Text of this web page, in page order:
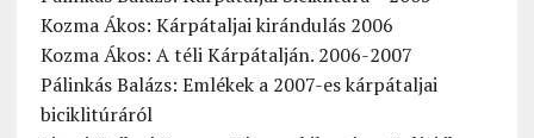
Kozma Ákos: Kárpátaljai kirándulás 2006
Kozma Ákos: A téli Kárpátalján. 2006-2007
Pálinkás Balázs: Emlékek a 2007-es kárpátaljai
biciklitúráról